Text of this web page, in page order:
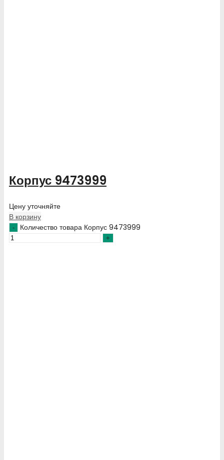
Корпус 9473999
Цену уточняйте
В корзину
Количество товара Корпус 9473999